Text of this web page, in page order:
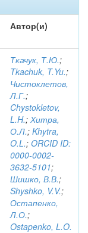
Автор(и)
Ткачук, Т.Ю.;
Tkachuk, T.Yu.;
Чистоклетов,
Л.Г.;
Chystokletov,
L.H.; Хитра,
О.Л.; Khytra,
O.L.; ORCID ID:
0000-0002-
3632-5101;
Шишко, В.В.;
Shyshko, V.V.;
Остапенко,
Л.О.;
Ostapenko, L.O.